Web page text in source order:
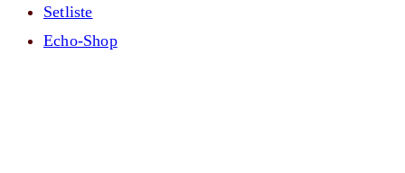
Setliste
Echo-Shop